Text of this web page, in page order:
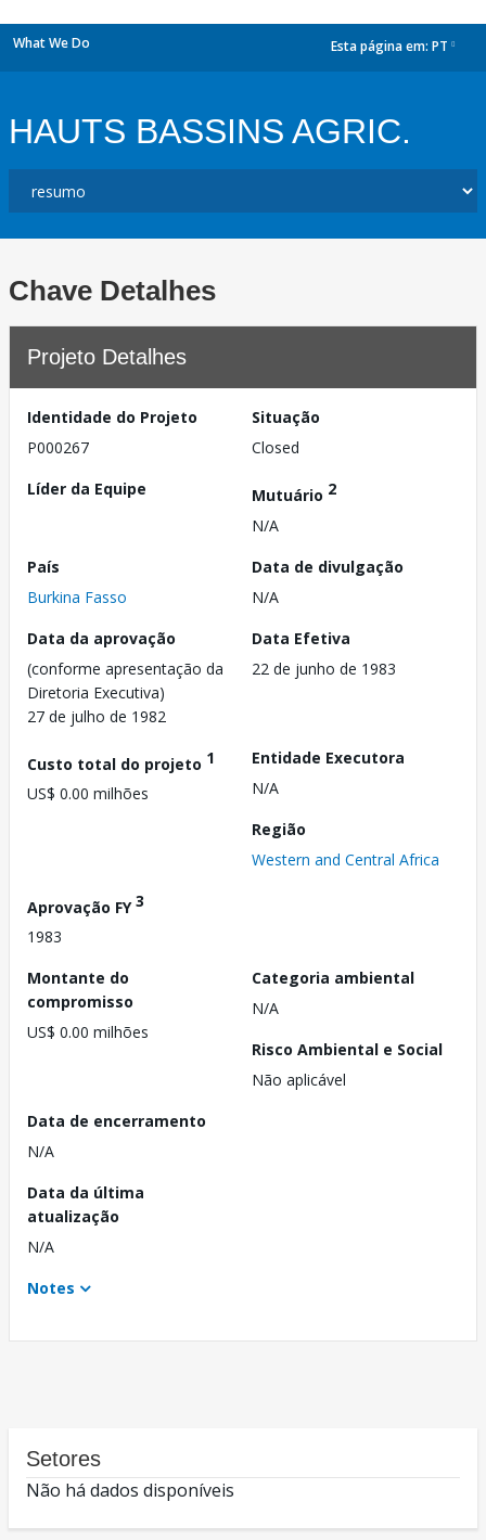
What We Do Esta página em: PT
HAUTS BASSINS AGRIC.
Chave Detalhes
Projeto Detalhes
Identidade do Projeto
P000267
Situação
Closed
Líder da Equipe
Mutuário 2
N/A
País
Burkina Fasso
Data de divulgação
N/A
Data da aprovação
(conforme apresentação da
Diretoria Executiva)
27 de julho de 1982
Data Efetiva
22 de junho de 1983
Custo total do projeto 1
US$ 0.00 milhões
Entidade Executora
N/A
Região
Western and Central Africa
Aprovação FY3
1983
Montante do
compromisso
US$ 0.00 milhões
Categoria ambiental
N/A
Risco Ambiental e Social
Não aplicável
Data de encerramento
N/A
Data da última
atualização
N/A
Notes
Setores
Não há dados disponíveis